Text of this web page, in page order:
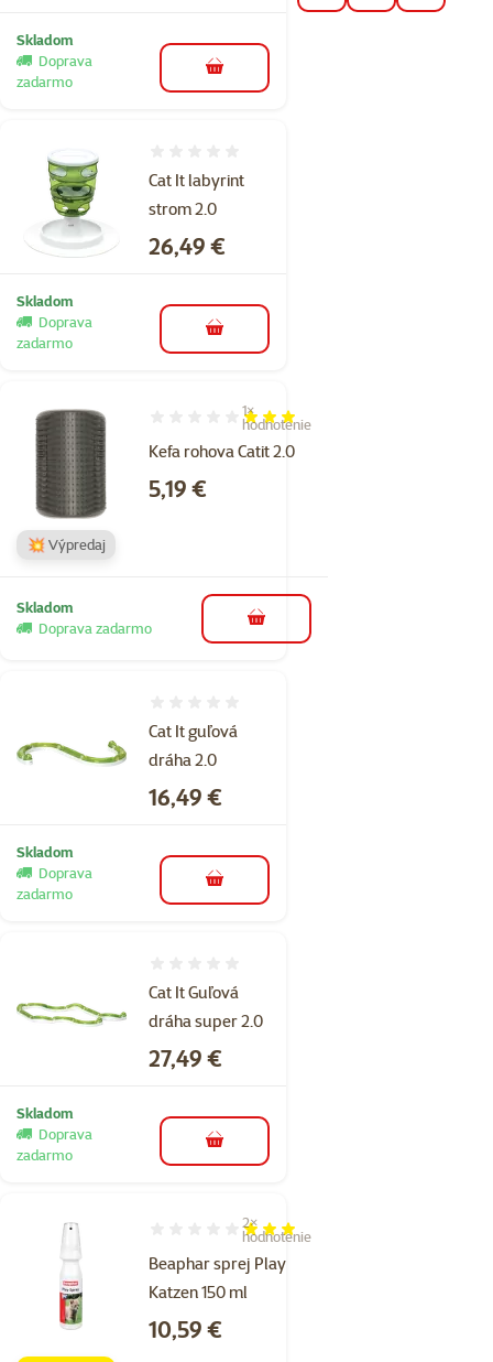
Skladom
Doprava
zadarmo
do košíka
Cat It labyrint
strom 2.0
Cena
26,49 €
Skladom
Doprava
zadarmo
do košíka
Kefa rohova Catit 2.0
Hodnotenie 60%, počet hodnotení: 1
1×
hodnotenie
Cena
5,19 €
💥 Výpredaj
Skladom
Doprava zadarmo
do košíka
Cat It guľová
dráha 2.0
Cena
16,49 €
Skladom
Doprava
zadarmo
do košíka
Cat It Guľová
dráha super 2.0
Cena
27,49 €
Skladom
Doprava
zadarmo
do košíka
Beaphar sprej Play
Katzen 150 ml
Hodnotenie 60%, počet hodnotení: 2
2×
hodnotenie
Cena
10,59 €